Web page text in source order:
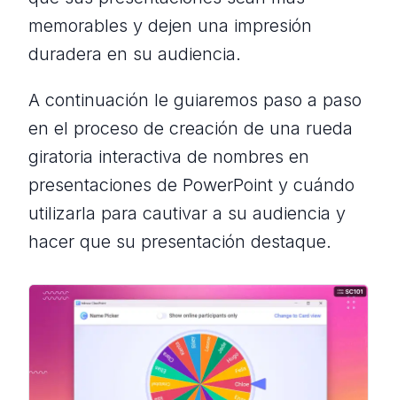
memorables y dejen una impresión
duradera en su audiencia.
A continuación le guiaremos paso a paso
en el proceso de creación de una rueda
giratoria interactiva de nombres en
presentaciones de PowerPoint y cuándo
utilizarla para cautivar a su audiencia y
hacer que su presentación destaque.